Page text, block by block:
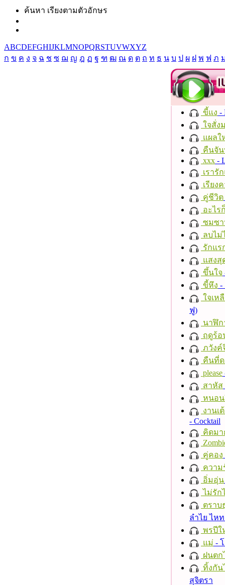
ค้นหา เรียงตามตัวอักษร
ABCDEFGHIJKLMNOPQRSTUVWXYZ
ก ข ค ง จ ฉ ช ซ ฌ ญ ฎ ฏ ฐ ฑ ฒ ณ ด ต ถ ท ธ น บ ป ผ ฝ พ ฟ ภ
ขี้แง -
ใจสั่ง
แผลใ
คืนจั
xxx -
เรารั
เรียง
คู่ชีวิต
อะไร
ซมซ
ลบไม่
รักแร
แสงสุ
ขึ้นใจ
ขี้หึง -
ใจเห
ฟู)
นาฬิก
ฤดูร้อ
ภวังค์
คืนที่ด
please
สาหัส
หนอน
งานเ
- Cocktail
คิดมา
คู่คอง
ความ
อิ่มอุ่น
ไม่รัก
ตราบ
ลำไย ไห
พรปีใ
แม่ -
ฝนตก
ทิ้งกัน
สุจิตรา